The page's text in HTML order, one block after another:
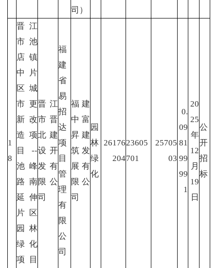
司）
1
8
晋江
市池
店镇
中片
区城
市更
新改
造项
目--
池峰
路南
延伸
片区
园林
绿化
项目
晋江
市晋
北建
设开
发有
限公
司
福
建
省
易
招
达
项
目
管
理
有
限
公
司
福建
中富
昇建
筑发
展有
限公
司
园
林
绿
化
26176
204
23605
701
25705
03
0.
09
81
99
99
1
20
25
年
12
月
19
日
公
开
招
标